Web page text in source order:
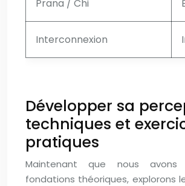
Prana / Chi
Interconnexion
Développer sa
techniques et
pratiques
Maintenant que nous avons
fondations théoriques, explorons